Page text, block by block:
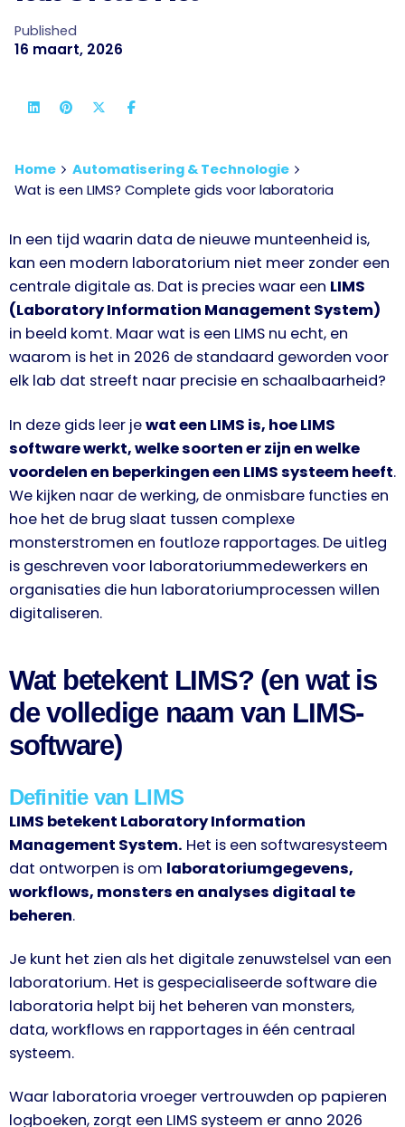
Published
16 maart, 2026
Home
Automatisering & Technologie
Wat is een LIMS? Complete gids voor laboratoria
In een tijd waarin data de nieuwe munteenheid is,
kan een modern laboratorium niet meer zonder een
centrale digitale as. Dat is precies waar een LIMS
(Laboratory Information Management System)
in beeld komt. Maar wat is een LIMS nu echt, en
waarom is het in 2026 de standaard geworden voor
elk lab dat streeft naar precisie en schaalbaarheid?
In deze gids leer jewat een LIMS is, hoe LIMS
software werkt, welke soorten er zijn en welke
voordelen en beperkingen een LIMS systeem heeft.
We kijken naar de werking, de onmisbare functies en
hoe het de brug slaat tussen complexe
monsterstromen en foutloze rapportages. De uitleg
is geschreven voor laboratoriummedewerkers en
organisaties die hun laboratoriumprocessen willen
digitaliseren.
Wat betekent LIMS? (en wat is
de volledige naam van LIMS-
software)
Definitie van LIMS
LIMS betekent Laboratory Information
Management System. Het is een softwaresysteem
dat ontworpen is om laboratoriumgegevens,
workflows, monsters en analyses digitaal te
beheren.
Je kunt het zien als het digitale zenuwstelsel van een
laboratorium. Het is gespecialiseerde software die
laboratoria helpt bij het beheren van monsters,
data, workflows en rapportages in één centraal
systeem.
Waar laboratoria vroeger vertrouwden op papieren
logboeken, zorgt een LIMS systeem er anno 2026